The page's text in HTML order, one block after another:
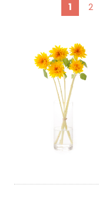
1 2